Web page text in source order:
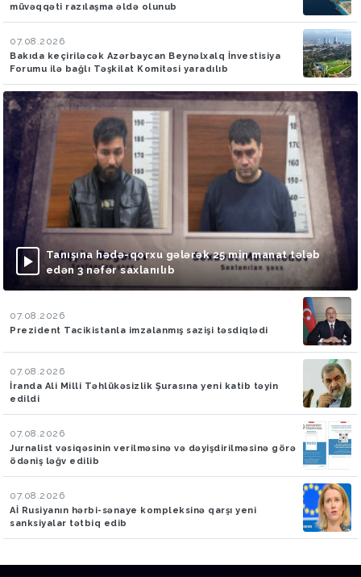
müvəqqəti razılaşma əldə olunub
07.08.2026
Bakıda keçiriləcək Azərbaycan Beynəlxalq İnvestisiya
Forumu ilə bağlı Təşkilat Komitəsi yaradılıb
Tanışına hədə-qorxu gələrək 25 min manat tələb
edən 3 nəfər saxlanılıb
07.08.2026
Prezident Tacikistanla imzalanmış sazişi təsdiqlədi
07.08.2026
İranda Ali Milli Təhlükəsizlik Şurasına yeni katib təyin
edildi
07.08.2026
Jurnalist vəsiqəsinin verilməsinə və dəyişdirilməsinə görə
ödəniş ləğv edilib
07.08.2026
Aİ Rusiyanın hərbi-sənaye kompleksinə qarşı yeni
sanksiyalar tətbiq edib